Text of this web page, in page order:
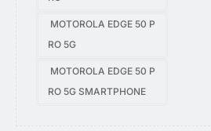
MOTOROLA EDGE 50 P
RO 5G
MOTOROLA EDGE 50 P
RO 5G SMARTPHONE